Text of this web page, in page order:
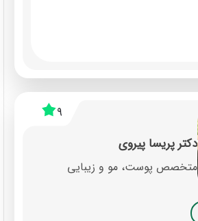
9
دکتر پریسا پیروی
متخصص پوست، مو و زیبایی